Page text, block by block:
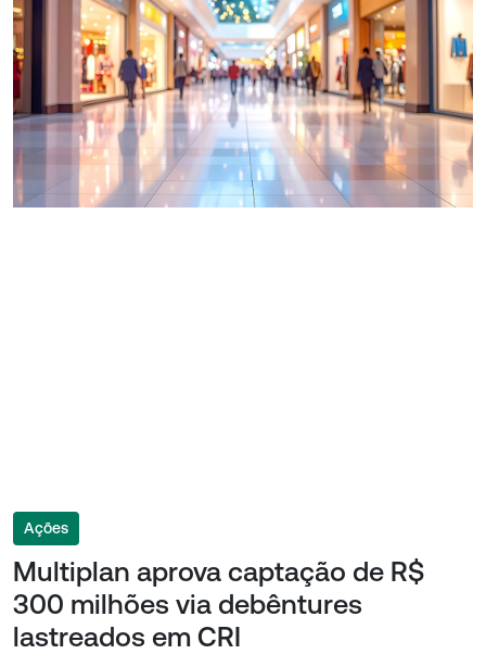
Ações
Multiplan aprova captação de R$
300 milhões via debêntures
lastreados em CRI